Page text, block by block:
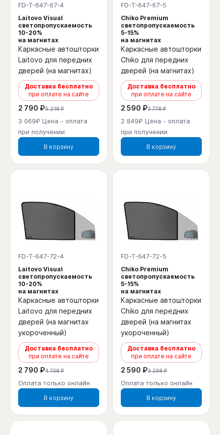
FD-T-647-67-4
Laitovo Visual
светопропускаемость
10-20%
на магнитах
Каркасные автошторки
Laitovo для передних
дверей (на магнитах)
Доставка бесплатно
при оплате на сайте
2 790 ₽5 218 ₽
3 069₽ Цена - оплата
при получении
В корзину
FD-T-647-67-5
Chiko Premium
светопропускаемость
5-15%
на магнитах
Каркасные автошторки
Chiko для передних
дверей (на магнитах)
Доставка бесплатно
при оплате на сайте
2 590 ₽3 778 ₽
2 849₽ Цена - оплата
при получении
В корзину
FD-T-647-72-4
Laitovo Visual
светопропускаемость
10-20%
на магнитах
Каркасные автошторки
Laitovo для передних
дверей (на магнитах
укороченный)
Доставка бесплатно
при оплате на сайте
2 790 ₽4 738 ₽
Оплата только онлайн
В корзину
FD-T-647-72-5
Chiko Premium
светопропускаемость
5-15%
на магнитах
Каркасные автошторки
Chiko для передних
дверей (на магнитах
укороченный)
Доставка бесплатно
при оплате на сайте
2 590 ₽3 298 ₽
Оплата только онлайн
В корзину